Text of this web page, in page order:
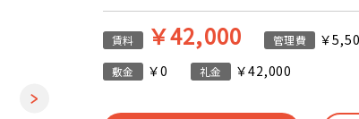
賃料 ￥42,000 管理費 ￥
敷金 ￥0 礼金 ￥42,000